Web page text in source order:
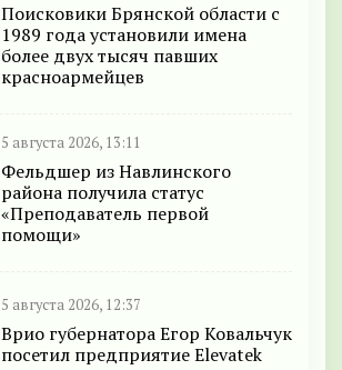
Поисковики Брянской области с
1989 года установили имена
более двух тысяч павших
красноармейцев
5 августа 2026, 13:11
Фельдшер из Навлинского
района получила статус
«Преподаватель первой
помощи»
5 августа 2026, 12:37
Врио губернатора Егор Ковальчук
посетил предприятие Elevatek